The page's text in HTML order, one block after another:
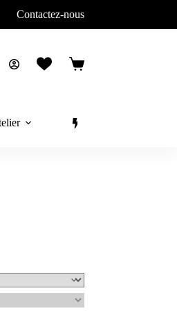
Contactez-nous
Panier